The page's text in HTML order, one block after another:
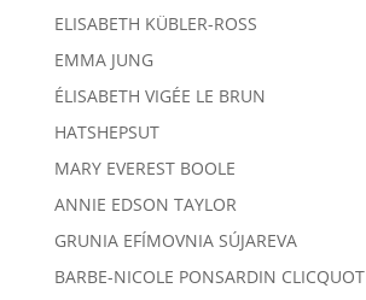
ELISABETH KÜBLER-ROSS
EMMA JUNG
ÉLISABETH VIGÉE LE BRUN
HATSHEPSUT
MARY EVEREST BOOLE
ANNIE EDSON TAYLOR
GRUNIA EFÍMOVNIA SÚJAREVA
BARBE-NICOLE PONSARDIN CLICQUOT